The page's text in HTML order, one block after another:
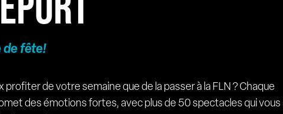
de fête!
profiter de votre semaine que de la passer à la FLN ? Chaque
des émotions fortes, avec plus de 50 spectacles qui vous